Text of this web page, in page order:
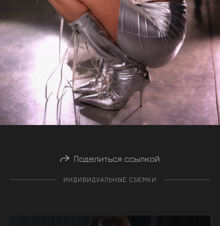
Поделиться ссылкой
ИНДИВИДУАЛЬНЫЕ СЪЕМКИ